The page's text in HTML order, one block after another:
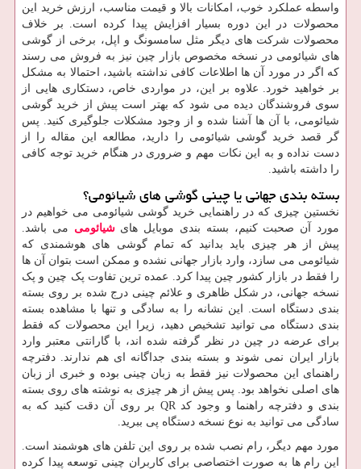
واسطه عملکرد خوب، امکانات بالا و قیمت مناسب، ارزش خرید این
محصولات در این دوره بسیار افزایش پیدا کرده است. بر خلاف
محصولات شرکت‌ های دیگر مثل سامسونگ و اپل، برخی از گوشی
های شیائومی در نسخه مخصوص بازار چین نیز به فروش می‌ رسند
که اگر در مورد آن ها اطلاعات کافی نداشته باشید، احتمالا به مشکل
بر خواهید خورد. علاوه بر این، در مواردی خاص، دستکاری‌ هایی از
سوی فروشندگان دیده می ‌شود که بهتر است پیش از خرید گوشی
شیائومی، با آن ها آشنا شده و از وجود مشکلات جلوگیری کنید. پس
گر قصد خرید گوشی شیائومی را دارید، مطالعه این مقاله را از
دست نداده و به این نکات مهم و ضروری در هنگام خرید توجه کافی
را داشته باشید.
بسته بندی جهانی یا چینی گوشی های شیائومی؟
نخستین چیزی که در راهنمایی خرید گوشی شیائومی می ‌خواهیم در
مورد آن صحبت کنیم، بسته ‌بندی موبایل هایشیائومی می باشد.
پیش از هر چیزی باید بدانید که تمام گوشی های هوشمندی که
شیائومی می‌ سازد، وارد بازار جهانی نشده و ممکن است بتوان آن ها
را فقط در بازار کشور چین پیدا کرد. عمده ‌ترین تفاوت پک چین و پک
نسخه جهانی، در شکل ظاهری و علائم چینی درج‌ شده بر روی بسته‌
بندی دستگاه است. این نشانه را به سادگی و تنها با مشاهده بسته‌
بندی دستگاه می‌ توانید تشخیص دهید، زیرا این محصولات که فقط
برای عرضه در چین در نظر گرفته شده ‌اند، با گارانتی معتبر وارد
بازار ایران نمی ‌شوند و بسته ‌بندی جداگانه ‌ای هم ندارند. دفترچه
راهنمای این محصولات نیز فقط به زبان چینی بوده و خبری از زبان
‌های اصلی نخواهد بود. پس پیش از هر چیزی به نوشته های روی بسته
بندی و دفترچه راهنما و وجود کد QR بر روی آن دقت کنید که به
سادگی می توانید به نوع نسخه دستگاه پی ببرید.
مورد مهم دیگر، رام نصب ‌شده بر روی این تلفن های هوشمند است.
این رام ‌ها به صورت اختصاصی برای کاربران چینی توسعه پیدا کرده‌